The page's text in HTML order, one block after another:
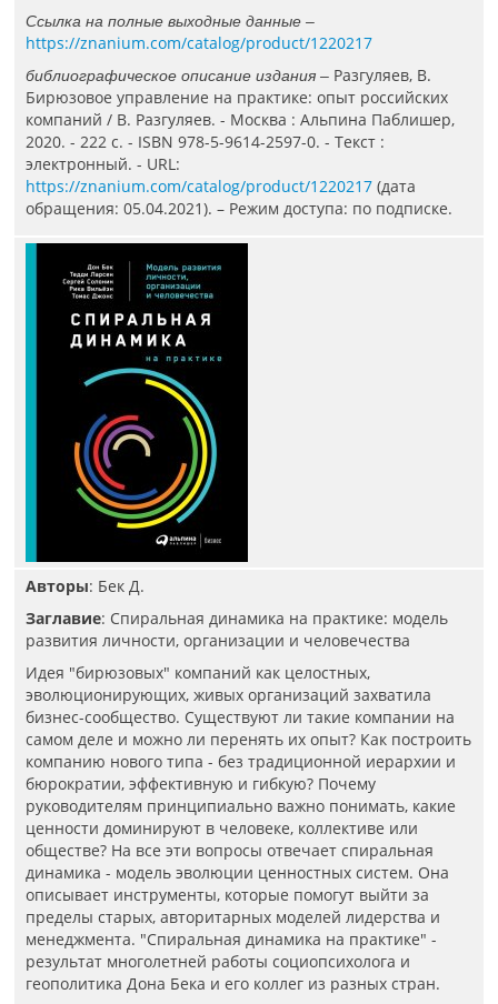
Ссылка на полные выходные данные –
https://znanium.com/catalog/product/1220217
библиографическое описание издания – Разгуляев, В.
Бирюзовое управление на практике: опыт российских
компаний / В. Разгуляев. - Москва : Альпина Паблишер,
2020. - 222 с. - ISBN 978-5-9614-2597-0. - Текст :
электронный. - URL:
https://znanium.com/catalog/product/1220217 (дата
обращения: 05.04.2021). – Режим доступа: по подписке.
Авторы: Бек Д.
Заглавие: Спиральная динамика на практике: модель
развития личности, организации и человечества
Идея "бирюзовых" компаний как целостных,
эволюционирующих, живых организаций захватила
бизнес-сообщество. Существуют ли такие компании на
самом деле и можно ли перенять их опыт? Как построить
компанию нового типа - без традиционной иерархии и
бюрократии, эффективную и гибкую? Почему
руководителям принципиально важно понимать, какие
ценности доминируют в человеке, коллективе или
обществе? На все эти вопросы отвечает спиральная
динамика - модель эволюции ценностных систем. Она
описывает инструменты, которые помогут выйти за
пределы старых, авторитарных моделей лидерства и
менеджмента. "Спиральная динамика на практике" -
результат многолетней работы социопсихолога и
геополитика Дона Бека и его коллег из разных стран.